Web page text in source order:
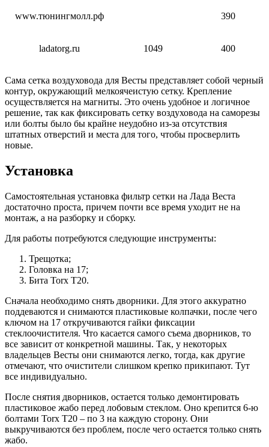
www.тюнингмолл.рф 390
ladatorg.ru 1049 400
Сама сетка воздуховода для Весты представляет собой черный
контур, окружающий мелкоячеистую сетку. Крепление
осуществляется на магниты. Это очень удобное и логичное
решение, так как фиксировать сетку воздуховода на саморезы
или болты было бы крайне неудобно из-за отсутствия
штатных отверстий и места для того, чтобы просверлить
новые.
Установка
Самостоятельная установка фильтр сетки на Лада Веста
достаточно проста, причем почти все время уходит не на
монтаж, а на разборку и сборку.
Для работы потребуются следующие инструменты:
Трещотка;
Головка на 17;
Бита Torx Т20.
Сначала необходимо снять дворники. Для этого аккуратно
поддеваются и снимаются пластиковые колпачки, после чего
ключом на 17 откручиваются гайки фиксации
стеклоочистителя. Что касается самого съема дворников, то
все зависит от конкретной машины. Так, у некоторых
владельцев Весты они снимаются легко, тогда, как другие
отмечают, что очистители слишком крепко прикипают. Тут
все индивидуально.
После снятия дворников, остается только демонтировать
пластиковое жабо перед лобовым стеклом. Оно крепится 6-ю
болтами Torx Т20 – по 3 на каждую сторону. Они
выкручиваются без проблем, после чего остается только снять
жабо.